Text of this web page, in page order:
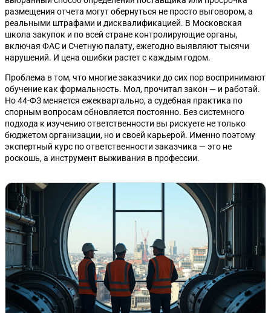
размещения отчета могут обернуться не просто выговором, а
реальными штрафами и дисквалификацией. В Московская
школа закупок и по всей стране контролирующие органы,
включая ФАС и Счетную палату, ежегодно выявляют тысячи
нарушений. И цена ошибки растет с каждым годом.
Проблема в том, что многие заказчики до сих пор воспринимают
обучение как формальность. Мол, прочитал закон — и работай.
Но 44-ФЗ меняется ежеквартально, а судебная практика по
спорным вопросам обновляется постоянно. Без системного
подхода к изучению ответственности вы рискуете не только
бюджетом организации, но и своей карьерой. Именно поэтому
экспертный курс по ответственности заказчика — это не
роскошь, а инструмент выживания в профессии.